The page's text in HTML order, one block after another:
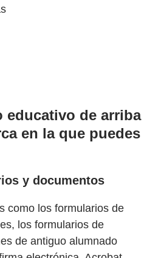
educativo de arriba
en la que puedes
y documentos
como los formularios de
los formularios de
de antiguo alumnado